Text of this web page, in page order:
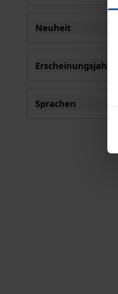
Neuheit
Erscheinungsjahr
Sprachen